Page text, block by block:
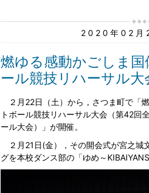
2020年02月
燃ゆる感動かごしま
ール競技リハーサル大
２月22日（土）から，さつま町で「
トボール競技リハーサル大会（第42回
ール大会）」が開催。
２月21日(金），その開会式が宮之城
グを本校ダンス部の「ゆめ～